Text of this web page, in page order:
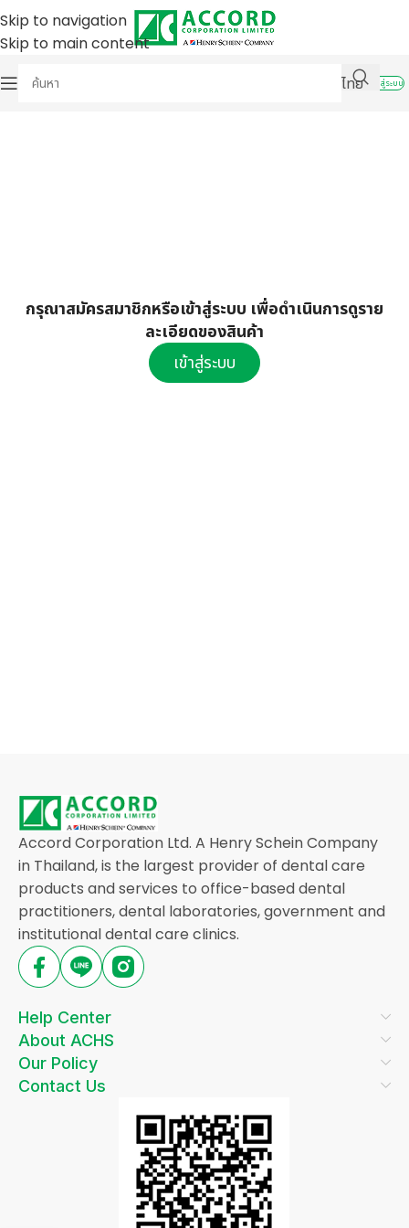
Skip to navigation
Skip to main content
ไทย
เข้าสู่ระบบ
กรุณาสมัครสมาชิกหรือเข้าสู่ระบบ เพื่อดำเนินการดูราย
ละเอียดของสินค้า
เข้าสู่ระบบ
Accord Corporation Ltd. A Henry Schein Company
in Thailand, is the largest provider of dental care
products and services to office-based dental
practitioners, dental laboratories, government and
institutional dental care clinics.
Help Center
About ACHS
Our Policy
Contact Us